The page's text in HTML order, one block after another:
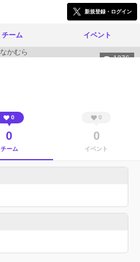
新規登録・ログイン
チーム イベント
1276
0
0
チーム
0
0
イベント